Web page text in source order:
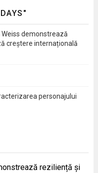
Weiss demonstrează
creștere internațională
personajului
reziliență și